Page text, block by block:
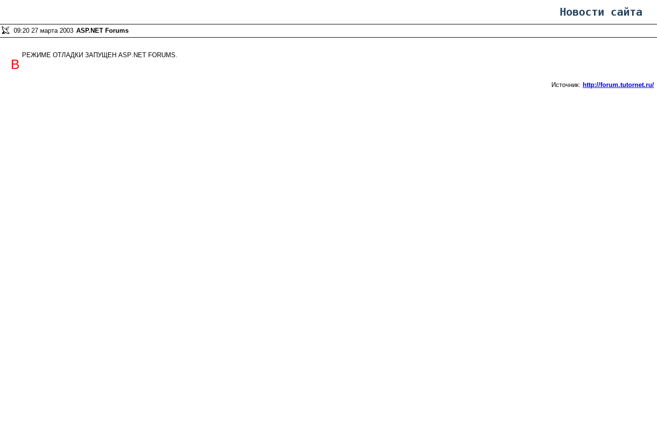
Новости сайта
09:20 27 марта 2003 ASP.NET Forums
В
режиме отладки запущен ASP.NET Forums.
Источник: http://forum.tutornet.ru/